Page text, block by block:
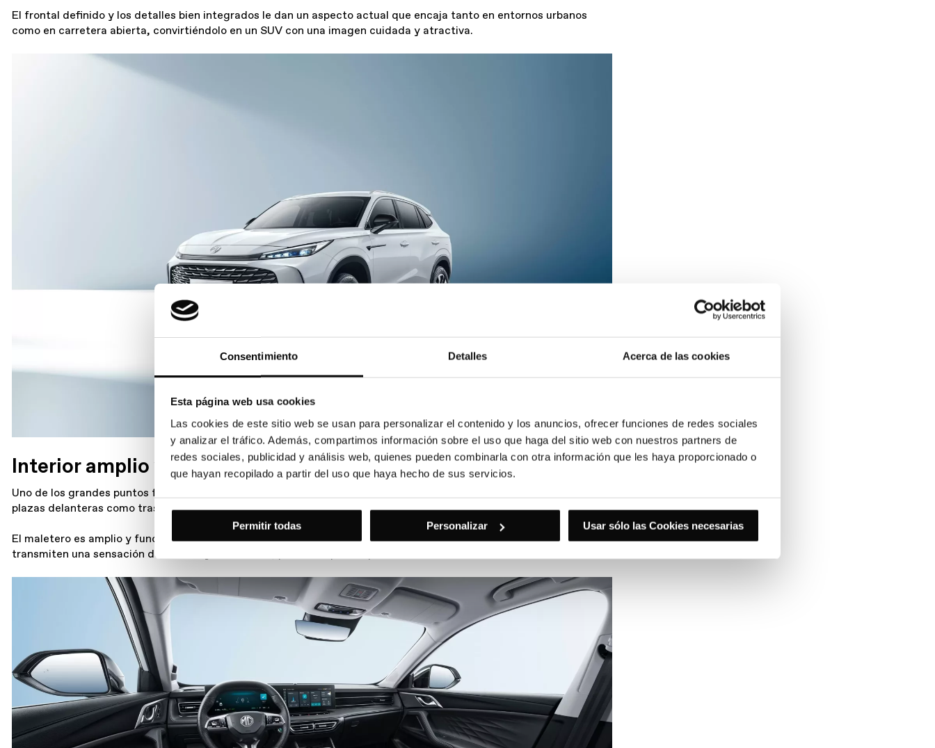
Consentimiento Detalles Acerca de las cookies
Esta página web usa cookies
Las cookies de este sitio web se usan para personalizar el contenido y los anuncios, ofrecer funciones de redes sociales
y analizar el tráfico. Además, compartimos información sobre el uso que haga del sitio web con nuestros partners de
redes sociales, publicidad y análisis web, quienes pueden combinarla con otra información que les haya proporcionado o
que hayan recopilado a partir del uso que haya hecho de sus servicios.
Usar sólo las Cookies necesarias
Personalizar
Permitir todas
El frontal definido y los detalles bien integrados le dan un aspecto actual que encaja tanto en entornos urbanos
como en carretera abierta, convirtiéndolo en un SUV con una imagen cuidada y atractiva.
Interior amplio y bien aprovechado
Uno de los grandes puntos fuertes del
plazas delanteras como traseras, lo que lo hace ideal para familias o para quienes realizan viajes frecuentes.
El maletero es amplio y funcional, permitiendo transportar equipaje con facilidad. Los materiales utilizados
transmiten una sensación de calidad y durabilidad, pensados para soportar el uso diario sin renunciar al confort.